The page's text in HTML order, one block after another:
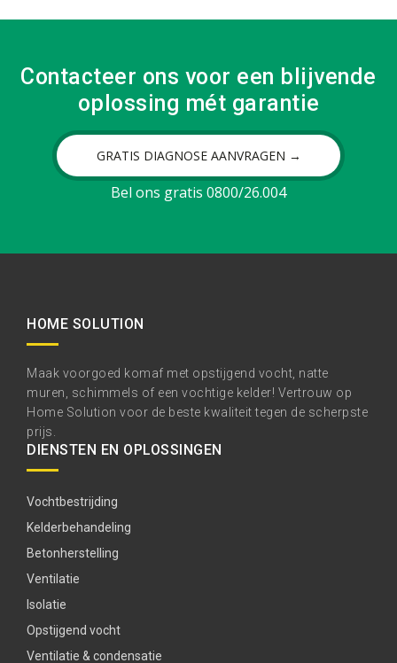
Contacteer ons voor een blijvende
oplossing mét garantie
GRATIS DIAGNOSE AANVRAGEN →
Bel ons gratis 0800/26.004
HOME SOLUTION
Maak voorgoed komaf met opstijgend vocht, natte
muren, schimmels of een vochtige kelder! Vertrouw op
Home Solution voor de beste kwaliteit tegen de scherpste
prijs.
DIENSTEN EN OPLOSSINGEN
Vochtbestrijding
Kelderbehandeling
Betonherstelling
Ventilatie
Isolatie
Opstijgend vocht
Ventilatie & condensatie